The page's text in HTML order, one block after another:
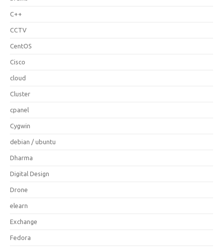
C++
CCTV
CentOS
Cisco
cloud
Cluster
cpanel
Cygwin
debian / ubuntu
Dharma
Digital Design
Drone
elearn
Exchange
Fedora